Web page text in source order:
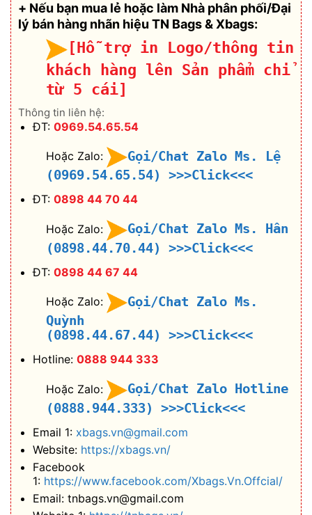
+ Nếu bạn mua lẻ hoặc làm Nhà phân phối/Đại
lý bán hàng nhãn hiệu TN Bags & Xbags:
[Hỗ trợ in Logo/thông tin
khách hàng lên Sản phẩm chỉ
từ 5 cái]
Thông tin liên hệ:
ĐT: 0969.54.65.54
Hoặc Zalo:
Gọi/Chat Zalo Ms. Lệ
(0969.54.65.54)
>>>Click<<<
ĐT: 0898 44 70 44
Hoặc Zalo:
Gọi/Chat Zalo Ms. Hân
(0898.44.70.44)
>>>Click<<<
ĐT: 0898 44 67 44
Hoặc Zalo:
Gọi/Chat Zalo Ms.
Quỳnh
(0898.44.67.44)
>>>Click<<<
Hotline: 0888 944 333
Hoặc Zalo:
Gọi/Chat Zalo Hotline
(0888.944.333)
>>>Click<<<
Email 1: xbags.vn@gmail.com
Website: https://xbags.vn/
Facebook
1: https://www.facebook.com/Xbags.Vn.Offcial/
Email: tnbags.vn@gmail.com